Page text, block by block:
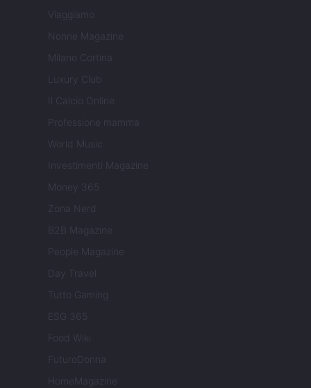
Viaggiamo
Nonne Magazine
Milano Cortina
Luxury Club
Il Calcio Online
Professione mamma
World Music
Investimenti Magazine
Money 365
Zona Nerd
B2B Magazine
People Magazine
Day Travel
Tutto Gaming
ESG 365
Food Wiki
FuturoDonna
HomeMagazine